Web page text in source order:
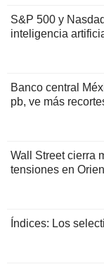
S&P 500 y
inteligencia
Banco central
pb, ve más
Wall Street cierra
tensiones en
Índices: Los